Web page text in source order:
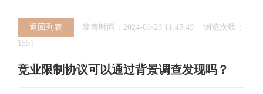
返回列表
发表时间：2024-01-23 11:45:49 浏览次数：
1551
竞业限制协议可以通过背景调查发现吗？